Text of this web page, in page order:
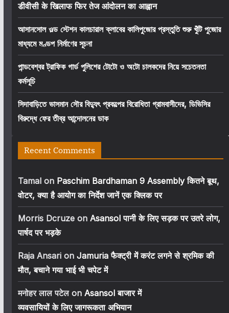
डीवीसी के खिलाफ फिर तेज आंदोलन का आह्वान
আসানসোল ওল্ড স্টেশন কালচারাল ক্লাবের কালিপুজোর প্রস্তুতি শুরু খুঁটি পুজোর
মাধ্যমে মণ্ডপ নির্মাণের সূচনা
পান্ডবেশ্বর ট্রাফিক গার্ড পুলিশের টোটো ও অটো চালকদের নিয়ে সচেতনতা
কর্মসূচি
সিদাবাড়িতে ভাসমান সৌর বিদ্যুৎ প্রকল্পের বিরোধিতা গ্রামবাসীদের, ডিভিসির
বিরুদ্ধে ফের তীব্র আন্দোলনের ডাক
Recent Comments
Tamalon Paschim Bardhaman 9 Assembly कितने बूथ,
वोटर, क्या है आयोग का निर्देश जानें एक क्लिक पर
Morris Dcruzeon Asansol पानी के लिए सड़क पर उतरे लोग,
पार्षद पर भड़के
Raja Ansarion Jamuria फैक्ट्री में करंट लगने से श्रमिक की
मौत, बचाने गया भाई भी चपेट में
मनोहर लाल पटेलon Asansol बाजार में
व्यवसायियों के लिए जागरूकता अभियान